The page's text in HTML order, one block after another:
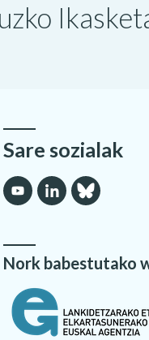
Sare sozialak
Nork babestutako